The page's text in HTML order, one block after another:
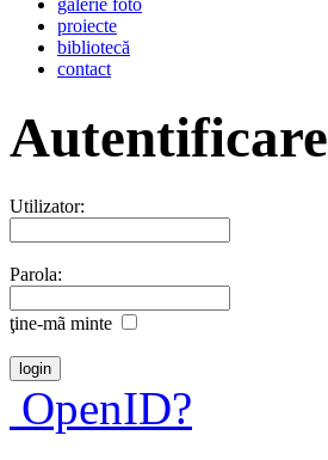
proiecte
bibliotecă
contact
Autentificare
Utilizator:
Parola:
ţine-mã minte
OpenID?